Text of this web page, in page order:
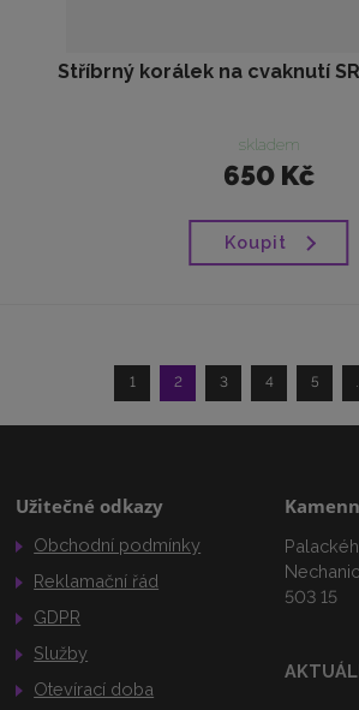
Stříbrný korálek na cvaknutí
skladem
650 Kč
Koupit
1 2 3 4 5
Užitečné odkazy
Obchodní podmínky
Reklamační řád
GDPR
Služby
Otevírací doba
503 15